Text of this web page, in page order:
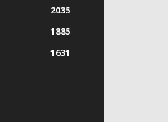
2035
1885
1631